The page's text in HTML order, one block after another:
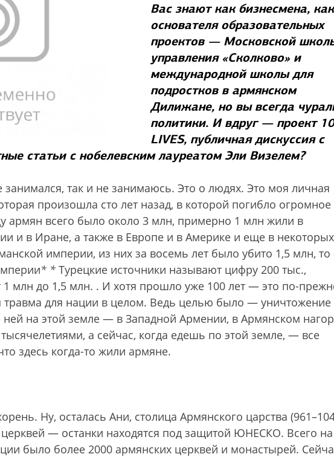
Вас знают как бизнесмена, как
основателя образовательных
проектов — Московской
управления «Сколково» и
международной школы для
подростков в армянском
Дилижане, но вы всегда
политики. И вдруг — проект
LIVES, публичная дискуссия с
статьи с нобелевским лауреатом Эли Визелем?
так и не занимаюсь. Это о людях. Это моя личная
произошла сто лет назад, в которой погибло огромное
армян всего было около 3 млн, примерно 1 млн жили в
и в Иране, а также в Европе и в Америке и еще в некоторых
империи, из них за восемь лет было убито 1,5 млн, то
* * Турецкие источники называют цифру 200 тыс.,
млн до 1,5 млн. . И хотя прошло уже 100 лет — это по-
травма для нации в целом. Ведь целью было — уничтожение
ней на этой земле — в Западной Армении, в Армянском
а сейчас, когда едешь по этой земле, — все
здесь когда-то жили армяне.
Ну, осталась Ани, столица Армянского царства
— останки находятся под защитой ЮНЕСКО. Всего на
было более 2000 армянских церквей и монастырей.